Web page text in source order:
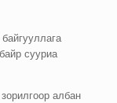
сууриа
албан